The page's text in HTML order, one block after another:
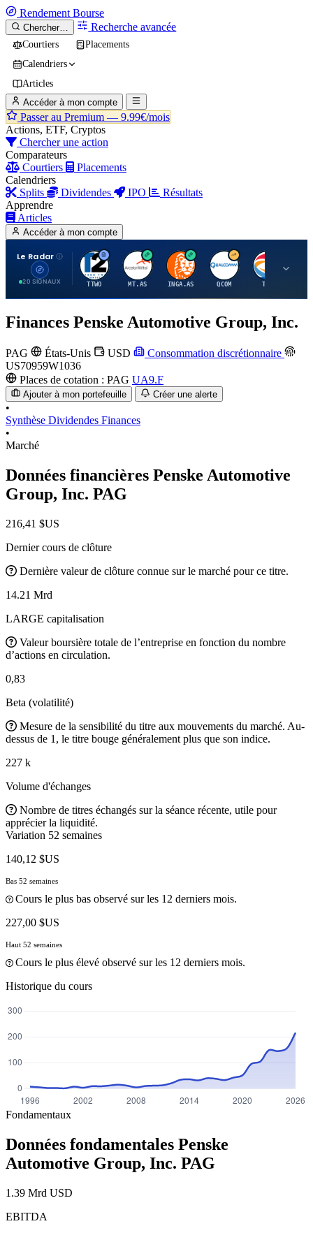
Rendement Bourse
Chercher… Recherche avancée
Courtiers
Placements
Calendriers
Articles
Accéder à mon compte
Passer au Premium — 9.99€/mois
Actions, ETF, Cryptos
Chercher une action
Comparateurs
Courtiers
Placements
Calendriers
Splits
Dividendes IPO
Résultats
Apprendre
Articles
Accéder à mon compte
Le Radar
20 SIGNAUX
T
TTWO
A
MT.AS
I
INGA.AS
Q
QCOM
T
TTE
Finances Penske Automotive Group, Inc.
PAG États-Unis USD
Consommation discrétionnaire
US70959W1036
Places de cotation : PAG UA9.F
Ajouter à mon portefeuille Créer une alerte
•
Synthèse Dividendes Finances
•
Marché
Données financières Penske Automotive
Group, Inc. PAG
216,41 $US
Dernier cours de clôture
Dernière valeur de clôture connue sur le marché pour ce titre.
14.21 Mrd
LARGE capitalisation
Valeur boursière totale de l’entreprise en fonction du nombre
d’actions en circulation.
0,83
Beta (volatilité)
Mesure de la sensibilité du titre aux mouvements du marché. Au-
dessus de 1, le titre bouge généralement plus que son indice.
227 k
Volume d'échanges
Nombre de titres échangés sur la séance récente, utile pour
apprécier la liquidité.
Variation 52 semaines
140,12 $US
Bas 52 semaines
Cours le plus bas observé sur les 12 derniers mois.
227,00 $US
Haut 52 semaines
Cours le plus élevé observé sur les 12 derniers mois.
Historique du cours
Fondamentaux
Données fondamentales Penske
Automotive Group, Inc. PAG
1.39 Mrd USD
EBITDA